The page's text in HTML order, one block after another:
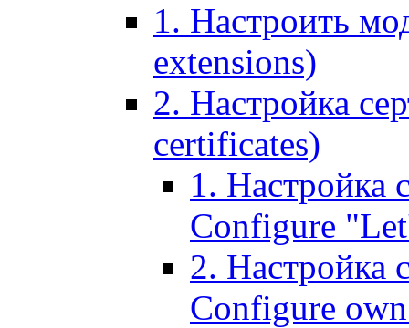
1. Настроить
extensions)
2. Настройка
certificates)
1. Настройка
Configure
2. Настройка
Configure